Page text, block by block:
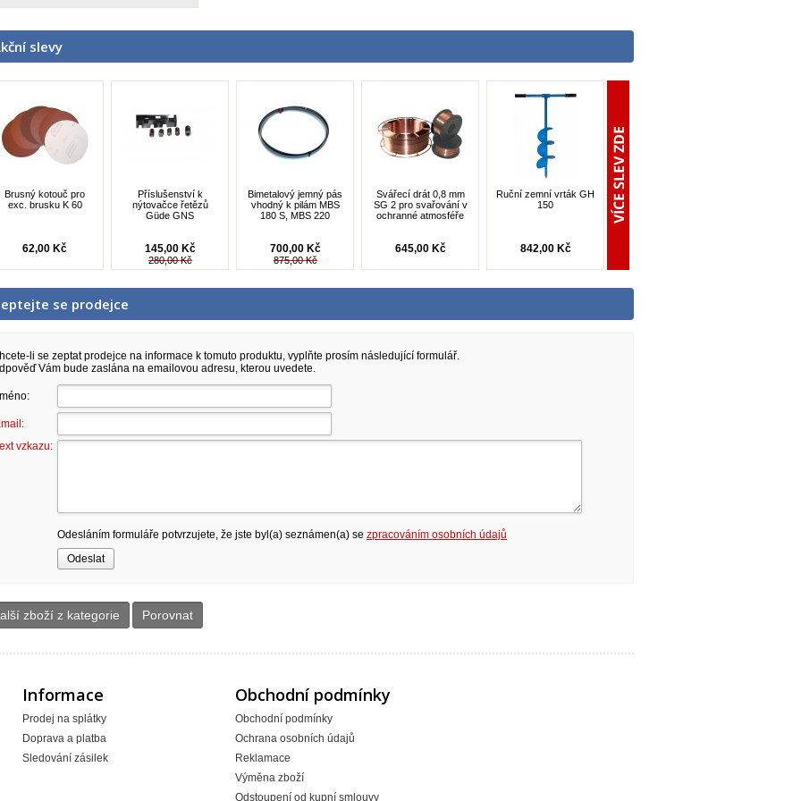
slevy
Brusný kotouč pro
exc. brusku K 60
62,00 Kč
Příslušenství k
nýtovačce řetězů
Güde GNS
145,00 Kč
280,00 Kč
Bimetalový jemný pás
vhodný k pilám MBS
180 S, MBS 220
700,00 Kč
875,00 Kč
Svářecí drát 0,8 mm
SG 2 pro svařování v
ochranné atmosféře
645,00 Kč
Ruční zemní vrták GH
150
842,00 Kč
se prodejce
li se zeptat prodejce na informace k tomuto produktu, vyplňte prosím následující formulář.
Vám bude zaslána na emailovou adresu, kterou uvedete.
vzkazu:
Odesláním formuláře potvrzujete, že jste byl(a) seznámen(a) se zpracováním osobních údajů
zboží z kategorie Porovnat
Informace
Prodej na splátky
Doprava a platba
Sledování zásilek
Obchodní podmínky
Obchodní podmínky
Ochrana osobních údajů
Reklamace
Výměna zboží
Odstoupení od kupní smlouvy